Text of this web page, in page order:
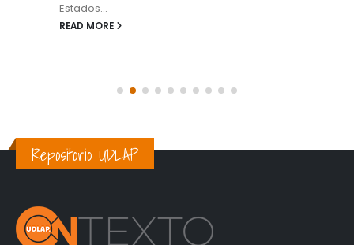
Estados...
READ MORE
Repositorio UDLAP